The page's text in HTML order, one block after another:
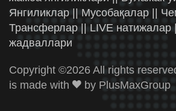
Янгиликлар || Мусобақалар ||
Трансферлар || LIVE натижалар
жадваллари
Copyright ©2026 All rights
is made with
by PlusMaxGroup